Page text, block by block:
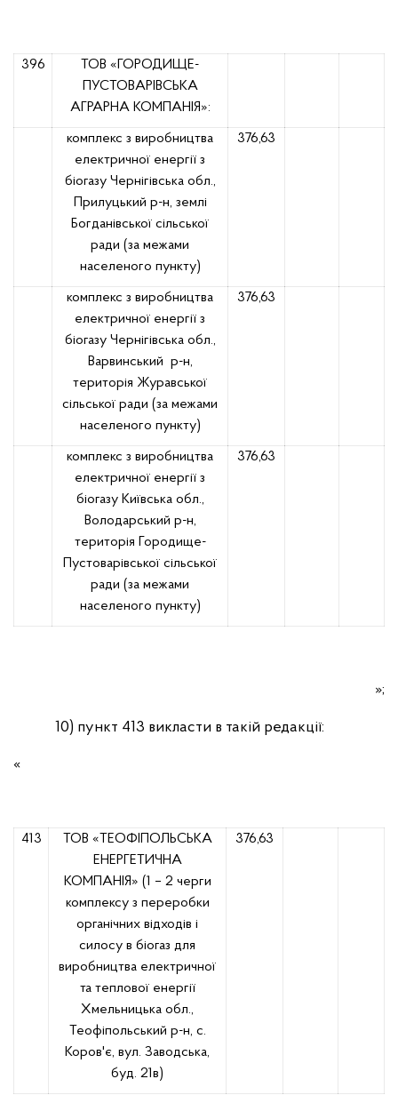
396
ТОВ «ГОРОДИЩЕ-
ПУСТОВАРІВСЬКА
АГРАРНА КОМПАНІЯ»:
комплекс з виробництва
електричної енергії з
біогазу Чернігівська обл.,
Прилуцький р-н, землі
Богданівської сільської
ради (за межами
населеного пункту)
376,63
комплекс з виробництва
електричної енергії з
біогазу Чернігівська обл.,
Варвинський р-н,
територія Журавської
сільської ради (за межами
населеного пункту)
376,63
комплекс з виробництва
електричної енергії з
біогазу Київська обл.,
Володарський р-н,
територія Городище-
Пустоварівської сільської
ради (за межами
населеного пункту)
376,63
»;
10) пункт 413 викласти в такій редакції:
«
413
ТОВ «ТЕОФІПОЛЬСЬКА
ЕНЕРГЕТИЧНА
КОМПАНІЯ» (1 – 2 черги
комплексу з переробки
органічних відходів і
силосу в біогаз для
виробництва електричної
та теплової енергії
Хмельницька обл.,
Теофіпольський р-н, с.
Коров'є, вул. Заводська,
буд. 21в)
376,63